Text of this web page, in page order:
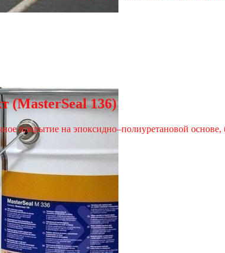
(MasterSeal 136)
покрытие на эпоксидно–полиуретановой основе,